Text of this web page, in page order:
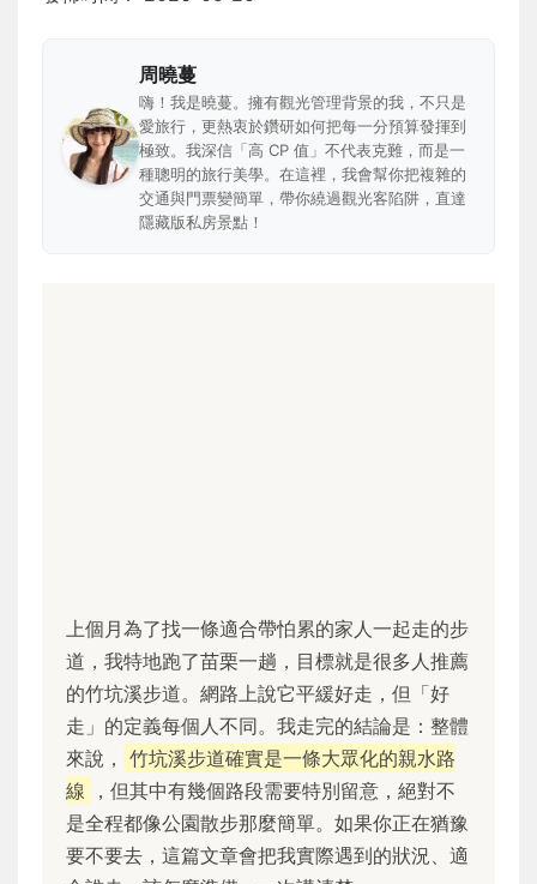
周曉蔓
嗨！我是曉蔓。擁有觀光管理背景的我，不只是
愛旅行，更熱衷於鑽研如何把每一分預算發揮到
極致。我深信「高 CP 值」不代表克難，而是一
種聰明的旅行美學。在這裡，我會幫你把複雜的
交通與門票變簡單，帶你繞過觀光客陷阱，直達
隱藏版私房景點！
上個月為了找一條適合帶怕累的家人一起走的步
道，我特地跑了苗栗一趟，目標就是很多人推薦
的竹坑溪步道。網路上說它平緩好走，但「好
走」的定義每個人不同。我走完的結論是：整體
來說， 竹坑溪步道確實是一條大眾化的親水路
線
，但其中有幾個路段需要特別留意，絕對不
是全程都像公園散步那麼簡單。如果你正在猶豫
要不要去，這篇文章會把我實際遇到的狀況、適